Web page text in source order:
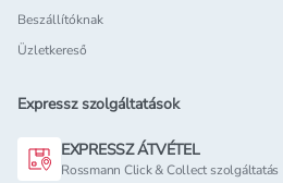
Beszállítóknak
Üzletkereső
Expressz szolgáltatások
EXPRESSZ ÁTVÉTEL
Rossmann Click & Collect szolgáltatás